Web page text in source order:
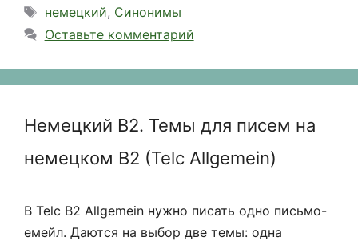
Метки
немецкий, Синонимы
Оставьте комментарий
Немецкий B2. Темы для писем на
немецком B2 (Telc Allgemein)
В Telc B2 Allgemein нужно писать одно письмо-
емейл. Даются на выбор две темы: одна